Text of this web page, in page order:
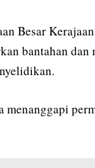
Besar
bantahan dan
menanggapi